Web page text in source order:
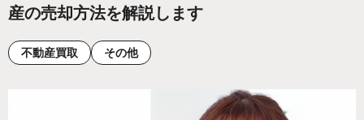
産の売却方法を解説します
不動産買取 その他